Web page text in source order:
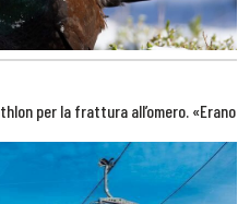
per la frattura all’omero. «Erano